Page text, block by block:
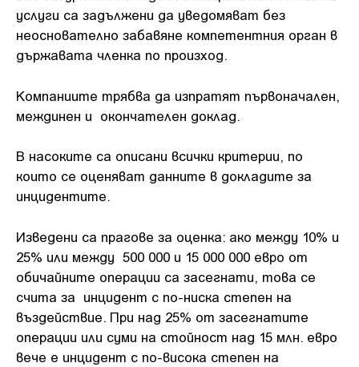
услуги са задължени да уведомяват без
неоснователно забавяне компетентния орган в
държавата членка по произход.
Компаниите трябва да изпратят първоначален,
междинен и окончателен доклад.
В насоките са описани всички критерии, по
които се оценяват данните в докладите за
инцидентите.
Изведени са прагове за оценка: ако между 10% и
25% или между 500 000 и 15 000 000 евро от
обичайните операции са засегнати, това се
счита за инцидент с по-ниска степен на
въздействие. При над 25% от засегнатите
операции или суми на стойност над 15 млн. евро
вече е инцидент с по-висока степен на